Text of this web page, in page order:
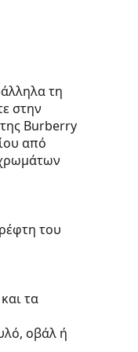
τη
στην
Burberry
από
του
τα
οβάλ ή